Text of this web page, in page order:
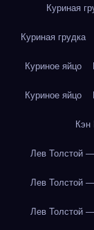
Куриная
Куриная грудка
Куриное яйцо
Куриное яйцо
Кэн
Лев Толстой
Лев Толстой
Лев Толстой